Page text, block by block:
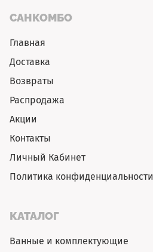
САНКОМБО
Главная
Доставка
Возвраты
Распродажа
Акции
Контакты
Личный Кабинет
Политика конфиденциальности
КАТАЛОГ
Ванные и комплектующие